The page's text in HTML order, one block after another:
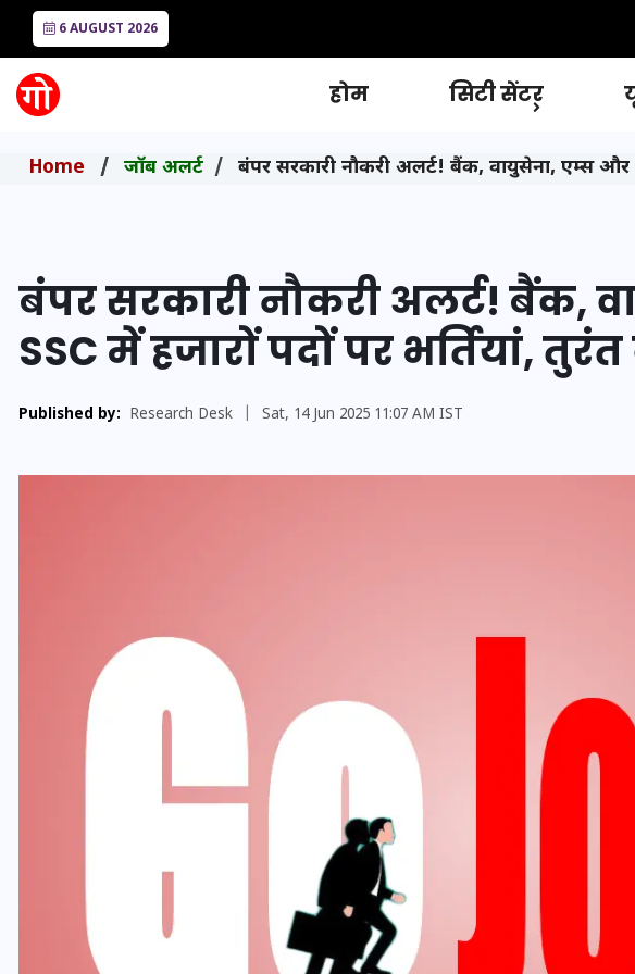
6 AUGUST 2026
होम सिटी सेंटर
Home जॉब अलर्ट बंपर सरकारी नौकरी अलर्ट! बैंक, वायुसेना, एम्स और
बंपर सरकारी नौकरी अलर्ट! बैंक,
SSC में हजारों पदों पर भर्तियां,
Published by: Research Desk Sat, 14 Jun 2025 11:07 AM IST
यूपी लेखपाल भर्ती: ओबीसी को
मिली बड़ी राहत, 2158 पदों पर
बंपर वैकेंसी, जनरल कोटे में भारी
29 दिसम्बर 2025
वोटर
हुआ